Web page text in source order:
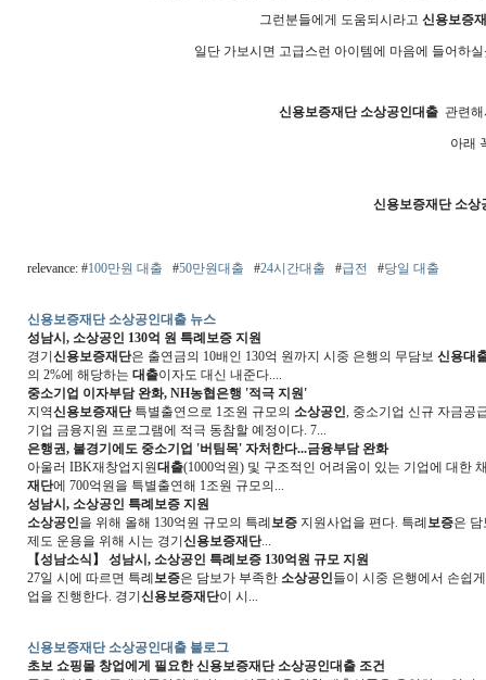
그런분들에게 도움되시라고 신용보증
일단 가보시면 고급스런 아이템에 마음에 들어하
신용보증재단 소상공인대출관련해
아래
신용보증재단 소상
relevance: #100만원 대출 #50만원대출 #24시간대출 #급전 #당일 대출
신용보증재단 소상공인대출 뉴스
성남시, 소상공인 130억 원 특례 보증 지원
경기 신용보증재단은 출연금의 10배인 130억 원까지 시중 은행의 무담보 신용대
의 2%에 해당하는 대출이자도 대신 내준다....
중소기업 이자부담 완화, NH농협은행 '적극 지원'
지역신용보증재단특별출연으로 1조원 규모의 소상공인, 중소기업 신규 자금공
기업 금융지원 프로그램에 적극 동참할 예정이다. 7...
은행권, 불경기에도 중소기업 '버팀목' 자처한다...금융부담 완화
아울러 IBK재창업지원대출(1000억원) 및 구조적인 어려움이 있는 기업에 대한
재단에 700억원을 특별출연해 1조원 규모의...
성남시, 소상공인 특례 보증 지원
소상공인을 위해 올해 130억원 규모의 특례 보증 지원사업을 편다. 특례 보증은
제도 운용을 위해 시는 경기 신용보증재단...
【성남소식】 성남시, 소상공인 특례 보증 130억원 규모 지원
27일 시에 따르면 특례 보증은 담보가 부족한 소상공인들이 시중 은행에서 손쉽
업을 진행한다. 경기 신용보증재단이 시...
신용보증재단 소상공인대출 블로그
초보 쇼핑몰 창업에게 필요한신용보증재단 소상공인대출 조건